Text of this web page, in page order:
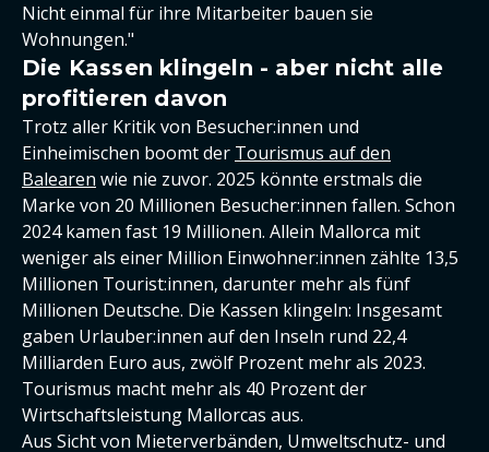
Nicht einmal für ihre Mitarbeiter bauen sie
Wohnungen."
Die Kassen klingeln - aber nicht alle
profitieren davon
Trotz aller Kritik von Besucher:innen und
Einheimischen boomt der Tourismus auf den
Balearen wie nie zuvor. 2025 könnte erstmals die
Marke von 20 Millionen Besucher:innen fallen. Schon
2024 kamen fast 19 Millionen. Allein Mallorca mit
weniger als einer Million Einwohner:innen zählte 13,5
Millionen Tourist:innen, darunter mehr als fünf
Millionen Deutsche. Die Kassen klingeln: Insgesamt
gaben Urlauber:innen auf den Inseln rund 22,4
Milliarden Euro aus, zwölf Prozent mehr als 2023.
Tourismus macht mehr als 40 Prozent der
Wirtschaftsleistung Mallorcas aus.
Aus Sicht von Mieterverbänden, Umweltschutz- und